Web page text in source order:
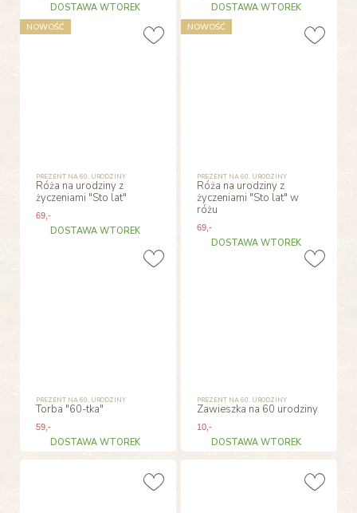
DOSTAWA WTOREK DOSTAWA WTOREK
PREZENT NA 60. URODZINY
Róża na urodziny z
życzeniami "Sto lat"
69,-
DOSTAWA WTOREK
NOWOŚĆ
PREZENT NA 60. URODZINY
Róża na urodziny z
życzeniami "Sto lat" w
różu
69 ,-
DOSTAWA WTOREK
NOWOŚĆ
PREZENT NA 60. URODZINY
Torba "60-tka"
59,-
DOSTAWA WTOREK
PREZENT NA 60. URODZINY
Zawieszka na 60 urodziny
10 ,-
DOSTAWA WTOREK